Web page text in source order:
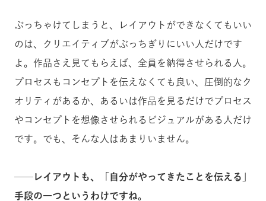
ぶっちゃけてしまうと、レイアウトができなくてもいい
のは、クリエイティブがぶっちぎりにいい人だけです
よ。作品さえ見てもらえば、全員を納得させられる人。
プロセスもコンセプトを伝えなくても良い、圧倒的なク
オリティがあるか、あるいは作品を見るだけでプロセス
やコンセプトを想像させられるビジュアルがある人だけ
です。でも、そんな人はあまりいません。
──レイアウトも、「自分がやってきたことを伝える」
手段の一つというわけですね。